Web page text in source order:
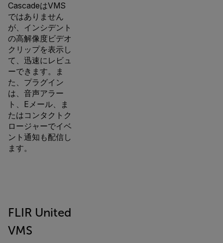
CascadeはVMS
ではありません
が、インシデント
の高解像度ビデオ
クリップを表示し
て、迅速にレビュ
ーできます。ま
た、プラグイン
は、音声アラー
ト、Eメール、ま
たはコンタクトク
ロージャーでイベ
ント通知も配信し
ます。
FLIR United
VMS